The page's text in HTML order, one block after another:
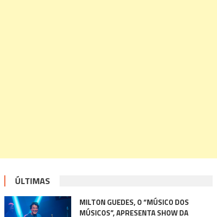
ÚLTIMAS
MILTON GUEDES, O “MÚSICO DOS
MÚSICOS”, APRESENTA SHOW DA